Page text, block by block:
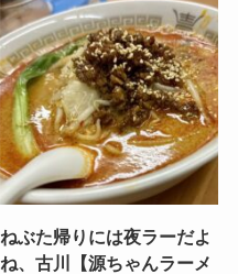
ねぶた帰りには夜ラーだよ
ね、古川【源ちゃんラーメ